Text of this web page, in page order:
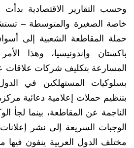
وحسب التقارير الاقتصادية
خاصة الصغيرة والمتوسطة –
حملة المقاطعة الشعبية إلى
باكستان وإندونيسيا، وهذا
المسارعة بتكليف شركات علاقات
بسلوكيات المستهلكين في الدول
بتنظيم حملات إعلامية دعائية
الناجمة عن المقاطعة، بينما لجأ
الوجبات السريعة إلى نشر
مختلف الدول العربية ينفون